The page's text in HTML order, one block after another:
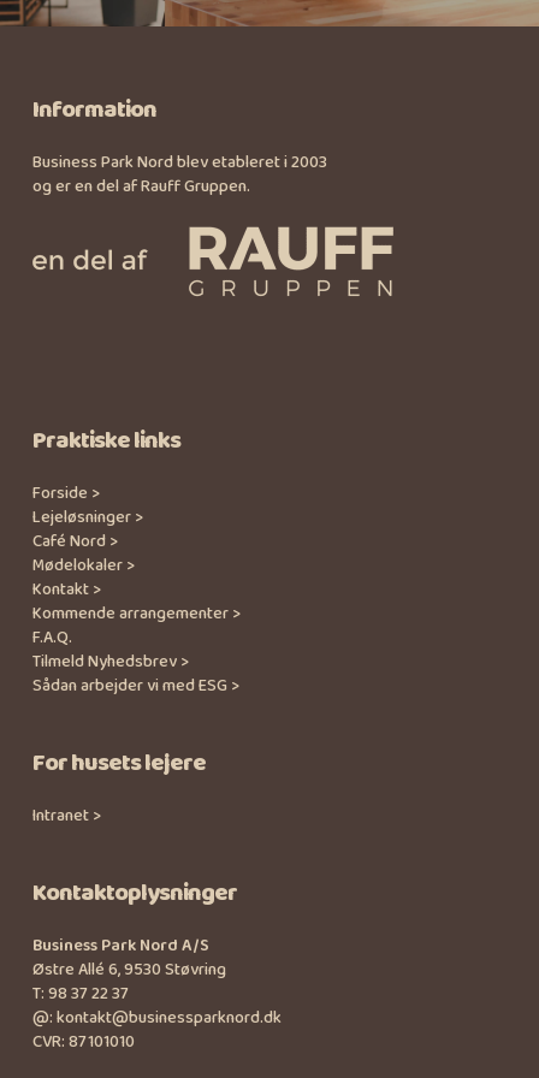
Information
Business Park Nord blev etableret i 2003
og er en del af Rauff Gruppen.
Praktiske links
Forside >
Lejeløsninger >
Café Nord >
Mødelokaler >
Kontakt >
Kommende arrangementer >
F.A.Q.
Tilmeld Nyhedsbrev >
Sådan arbejder vi med ESG >
For husets lejere
Intranet >
Kontaktoplysninger
Business Park Nord A/S
Østre Allé 6, 9530 Støvring
T:98 37 22 37
@:kontakt@businessparknord.dk
CVR: 87101010